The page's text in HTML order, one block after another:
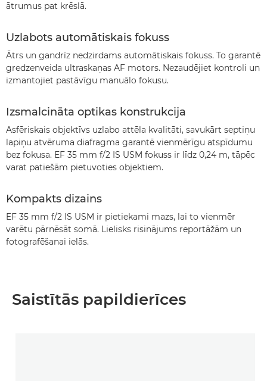
ātrumus pat krēslā.
Uzlabots automātiskais fokuss
Ātrs un gandrīz nedzirdams automātiskais fokuss. To garantē
gredzenveida ultraskaņas AF motors. Nezaudējiet kontroli un
izmantojiet pastāvīgu manuālo fokusu.
Izsmalcināta optikas konstrukcija
Asfēriskais objektīvs uzlabo attēla kvalitāti, savukārt septiņu
lapiņu atvēruma diafragma garantē vienmērīgu atspīdumu
bez fokusa. EF 35 mm f/2 IS USM fokuss ir līdz 0,24 m, tāpēc
varat patiešām pietuvoties objektiem.
Kompakts dizains
EF 35 mm f/2 IS USM ir pietiekami mazs, lai to vienmēr
varētu pārnēsāt somā. Lielisks risinājums reportāžām un
fotografēšanai ielās.
Saistītās papildierīces